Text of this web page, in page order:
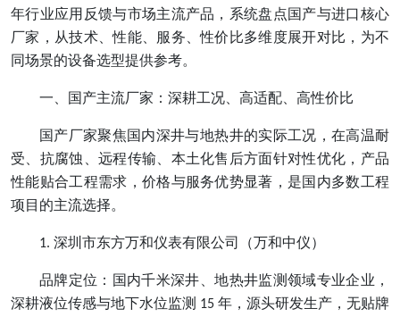
年行业应用反馈与市场主流产品，系统盘点国产与进口核心
厂家，从技术、性能、服务、性价比多维度展开对比，为不
同场景的设备选型提供参考。
一、国产主流厂家：深耕工况、高适配、高性价比
国产厂家聚焦国内深井与地热井的实际工况，在高温耐
受、抗腐蚀、远程传输、本土化售后方面针对性优化，产品
性能贴合工程需求，价格与服务优势显著，是国内多数工程
项目的主流选择。
1. 深圳市东方万和仪表有限公司（万和中仪）
品牌定位：国内千米深井、地热井监测领域专业企业，
深耕液位传感与地下水位监测 15 年，源头研发生产，无贴牌